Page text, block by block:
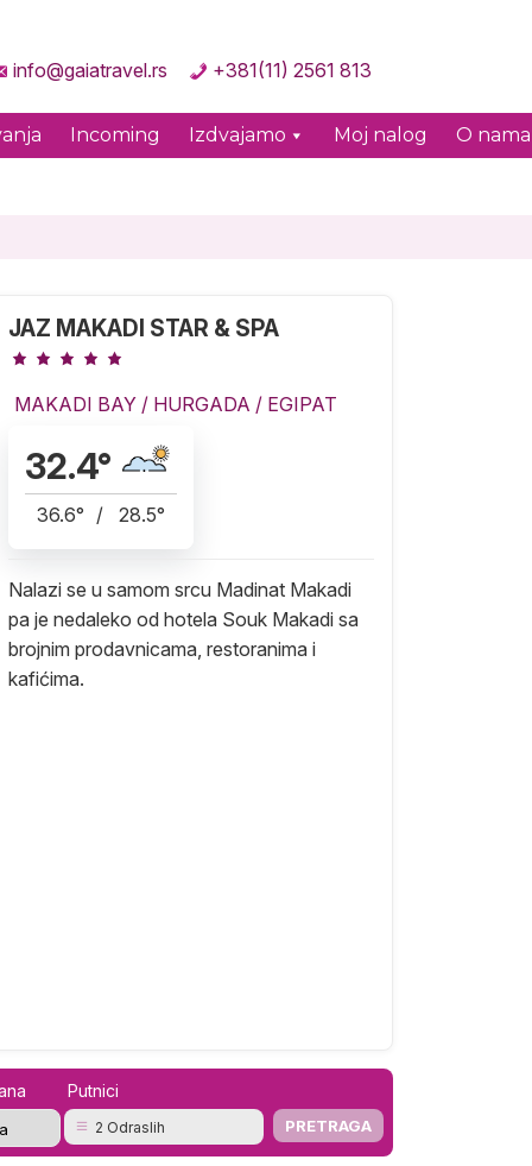
info@gaiatravel.rs +381(11) 2561 813
Incoming Izdvajamo Moj nalog O nama
JAZ MAKADI STAR & SPA
MAKADI BAY/ HURGADA / EGIPAT
32.4°
36.6° / 28.5°
Nalazi se u samom srcu Madinat Makadi
pa je nedaleko od hotela Souk Makadi sa
brojnim prodavnicama, restoranima i
kafićima.
Putnici
2 Odraslih